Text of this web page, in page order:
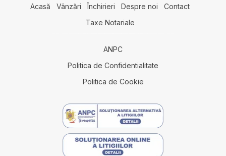
Acasă Vânzări Închirieri Despre noi
Contact
Taxe Notariale
ANPC
Politica de Confidentialitate
Politica de Cookie